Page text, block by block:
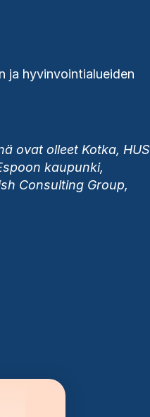
ja hyvinvointialueiden
ovat olleet Kotka, HUS
kaupunki,
Consulting Group,